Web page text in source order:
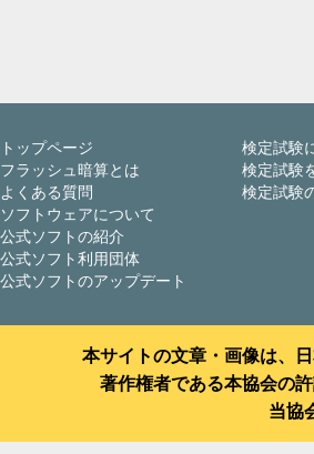
トップページ
フラッシュ暗算とは
よくある質問
ソフトウェアについて
公式ソフトの紹介
公式ソフト利用団体
公式ソフトのアップデート
検定試験
検定試験
検定試験
本サイトの文章・画像は、
著作権者である本協会の
当協